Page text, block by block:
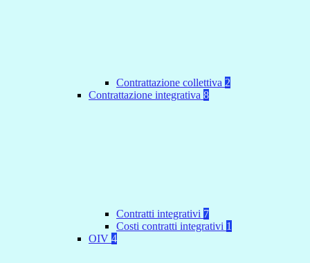
Contrattazione collettiva 2
Contrattazione integrativa 8
Contratti integrativi 7
Costi contratti integrativi 1
OIV 4